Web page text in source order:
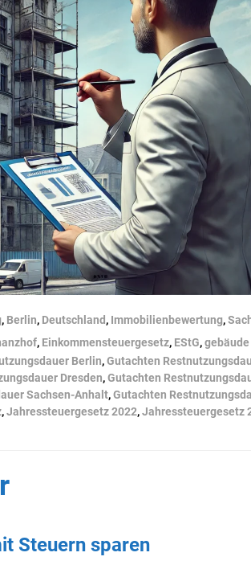
, Berlin, Deutschland, Immobilienbewertung,
, Einkommensteuergesetz, EStG,
Berlin,Gutachten
Dresden,Gutachten
Sachsen-Anhalt,Gutachten
,Jahressteuergesetz 2022,Jahressteuergesetz
Steuern sparen